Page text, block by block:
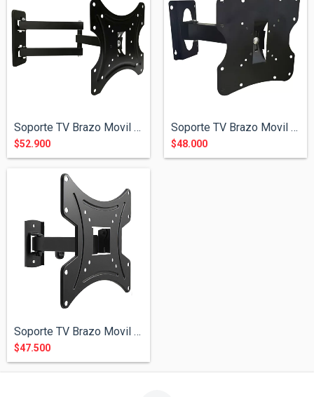
Soporte TV Brazo Movil de 15" a 42"
$52.900
Soporte TV Brazo Movil de 15" a 55&...
$48.000
Soporte TV Brazo Movil de 15" a 43"
$47.500